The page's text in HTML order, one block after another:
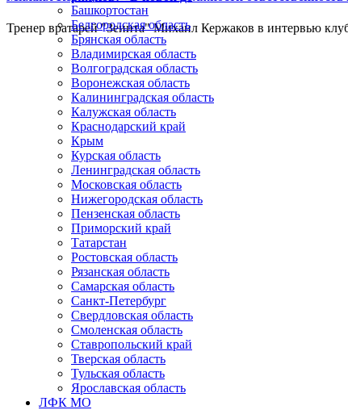
Тренер вратарей "Зенита" Михаил Кержаков в интервью
Башкортостан
Белгородская область
Брянская область
Владимирская область
Волгоградская область
Воронежская область
Калининградская область
Калужская область
Краснодарский край
Крым
Курская область
Ленинградская область
Московская область
Нижегородская область
Пензенская область
Приморский край
Татарстан
Ростовская область
Рязанская область
Самарская область
Санкт-Петербург
Свердловская область
Смоленская область
Ставропольский край
Тверская область
Тульская область
Ярославская область
ЛФК МО